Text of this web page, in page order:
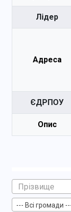
Лідер
Адреса
ЄДРПОУ
Опис
--- Всі громади